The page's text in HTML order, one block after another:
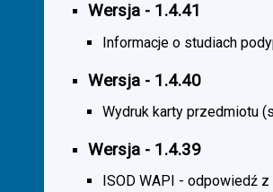
Wersja - 1.4.41
Informacje o studiach
Wersja - 1.4.40
Wydruk karty przedmiotu
Wersja - 1.4.39
ISOD WAPI - odpowiedź